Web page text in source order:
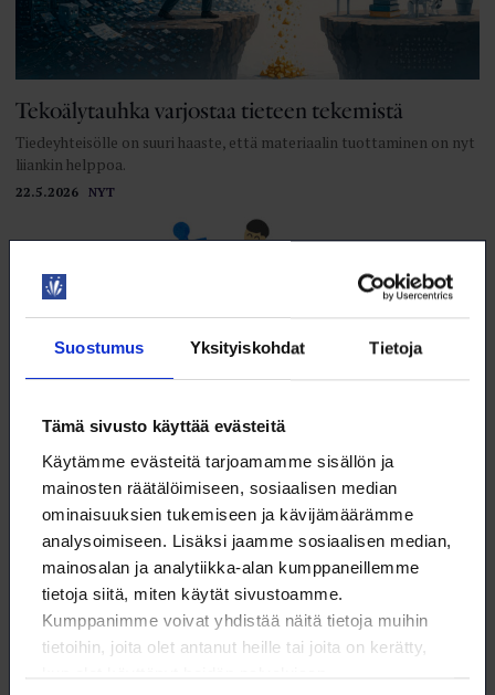
Suostumus Yksityiskohdat Tietoja
Tämä sivusto käyttää evästeitä
Käytämme evästeitä tarjoamamme sisällön ja
mainosten räätälöimiseen, sosiaalisen median
ominaisuuksien tukemiseen ja kävijämäärämme
analysoimiseen. Lisäksi jaamme sosiaalisen median,
mainosalan ja analytiikka-alan kumppaneillemme
tietoja siitä, miten käytät sivustoamme.
Kumppanimme voivat yhdistää näitä tietoja muihin
tietoihin, joita olet antanut heille tai joita on kerätty,
22.5.2026 NYT
Tekoälytauhka varjostaa tieteen tekemistä
Tiedeyhteisölle on suuri haaste, että materiaalin tuottaminen on nyt
liiankin helppoa.
22.5.2026 TYÖELÄMÄ
Aivotyö innostaa ja kuormittaa
Keskeytykset, häiriöt, tietotulva ja aikapaineet kuormittavat
asiantuntijatyötä tekeviä.